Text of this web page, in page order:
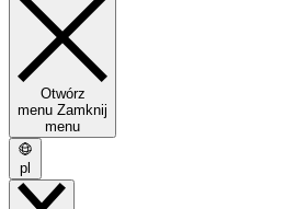
Otwórz
menu Zamknij
menu
pl